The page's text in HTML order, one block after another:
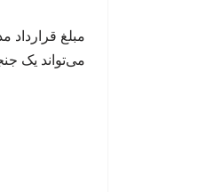
مبلغ
می‌تواند یک